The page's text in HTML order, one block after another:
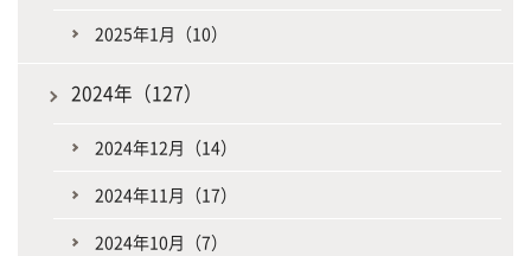
2025年1月（10）
2024年（127）
2024年12月（14）
2024年11月（17）
2024年10月（7）